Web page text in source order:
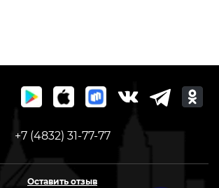
+7 (4832) 31-77-77
Оставить отзыв